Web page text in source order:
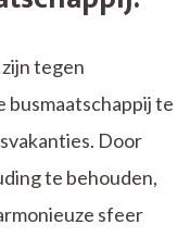
tegen
busmaatschappij te
Door
te behouden,
sfeer